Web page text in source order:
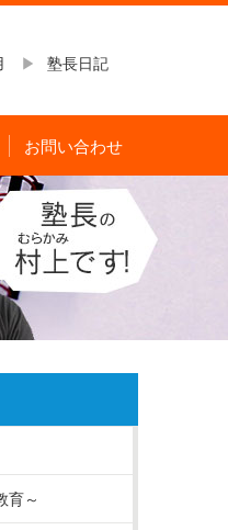
塾長日記
お問い合わせ
育～